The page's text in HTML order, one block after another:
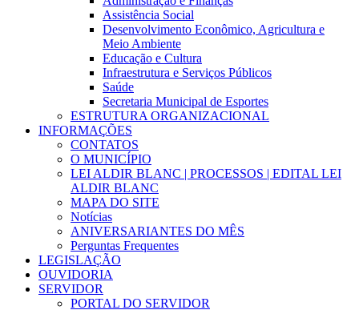
Assistência Social
Desenvolvimento Econômico, Agricultura e
Meio Ambiente
Educação e Cultura
Infraestrutura e Serviços Públicos
Saúde
Secretaria Municipal de Esportes
ESTRUTURA ORGANIZACIONAL
INFORMAÇÕES
CONTATOS
O MUNICÍPIO
LEI ALDIR BLANC | PROCESSOS | EDITAL LEI
ALDIR BLANC
MAPA DO SITE
Notícias
ANIVERSARIANTES DO MÊS
Perguntas Frequentes
LEGISLAÇÃO
OUVIDORIA
SERVIDOR
PORTAL DO SERVIDOR